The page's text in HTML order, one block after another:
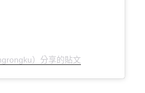
）分享的貼文